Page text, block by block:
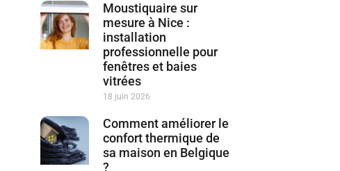
Moustiquaire sur
mesure à Nice :
installation
professionnelle pour
fenêtres et baies
vitrées
18 juin 2026
Comment améliorer le
confort thermique de
sa maison en Belgique
?